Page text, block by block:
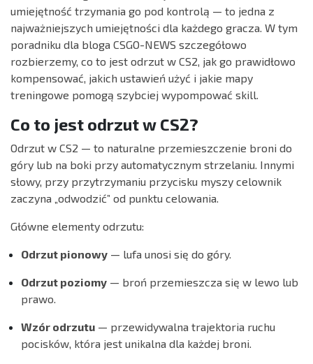
umiejętność trzymania go pod kontrolą — to jedna z
najważniejszych umiejętności dla każdego gracza. W tym
poradniku dla bloga CSGO-NEWS szczegółowo
rozbierzemy, co to jest odrzut w CS2, jak go prawidłowo
kompensować, jakich ustawień użyć i jakie mapy
treningowe pomogą szybciej wypompować skill.
Co to jest odrzut w CS2?
Odrzut w CS2 — to naturalne przemieszczenie broni do
góry lub na boki przy automatycznym strzelaniu. Innymi
słowy, przy przytrzymaniu przycisku myszy celownik
zaczyna „odwodzić” od punktu celowania.
Główne elementy odrzutu:
Odrzut pionowy — lufa unosi się do góry.
Odrzut poziomy — broń przemieszcza się w lewo lub
prawo.
Wzór odrzutu — przewidywalna trajektoria ruchu
pocisków, która jest unikalna dla każdej broni.